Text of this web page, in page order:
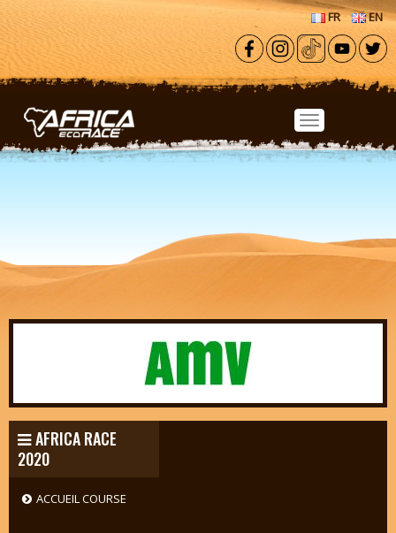
Aller au contenu principal
FR EN
AFRICA RACE
2020
ACCUEIL COURSE